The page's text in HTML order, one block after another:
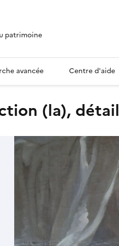
patrimoine
avancée Centre d'aide
(la), détail